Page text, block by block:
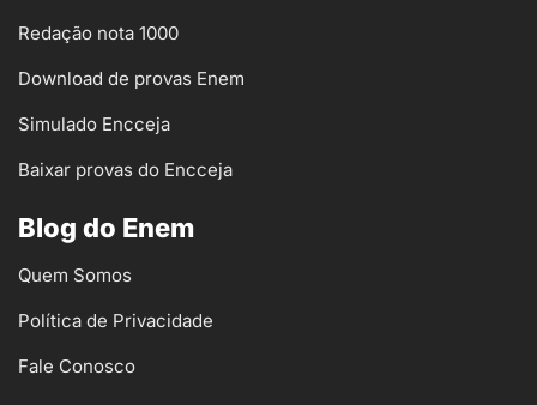
Redação nota 1000
Download de provas Enem
Simulado Encceja
Baixar provas do Encceja
Blog do Enem
Quem Somos
Política de Privacidade
Fale Conosco